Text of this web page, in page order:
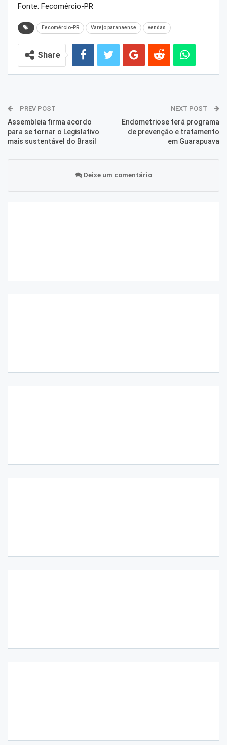
Fonte: Fecomércio-PR
Fecomércio-PR Varejo paranaense vendas
Share
PREV POST
Assembleia firma acordo
para se tornar o Legislativo
mais sustentável do Brasil
NEXT POST
Endometriose terá programa
de prevenção e tratamento
em Guarapuava
Deixe um comentário